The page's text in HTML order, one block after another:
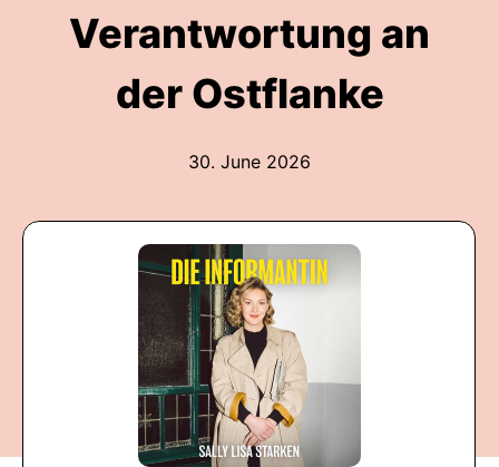
Verantwortung an
der Ostflanke
30. June 2026